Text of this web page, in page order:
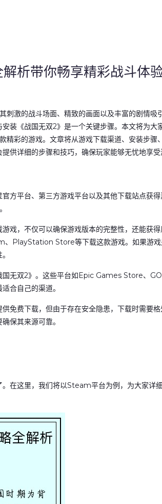
析带你畅享精彩战斗体
刺激的战斗场面、精致的画面以及丰富的剧情吸
装《战国无双2》是一个关键步骤。本文将为大
精彩的游戏。文章将从游戏下载渠道、安装步骤
供详细的步骤和技巧，确保玩家能够无忧地享受
方平台、第三方游戏平台以及其他下载站点获
戏，不仅可以确保游戏版本的完整性，还能获
、PlayStation Store等下载这款游戏。如果游戏
无双2》。这些平台如Epic Games Store、
合自己的渠道。
免费下载，但由于存在安全隐患，下载时需要
保其来源可靠。
在这里，我们将以Steam平台为例，为大家详